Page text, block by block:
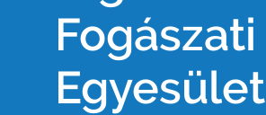
Fogászati
Egyesület